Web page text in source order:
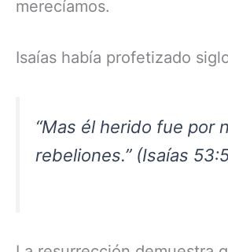
merecíamos.
Isaías había profetizado
“Mas él herido fue por
rebeliones.” (Isaías